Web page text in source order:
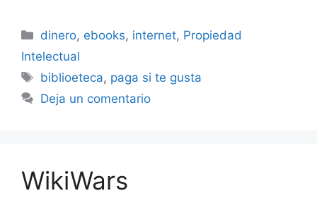
Categorías
dinero, ebooks, internet, Propiedad
Intelectual
Etiquetas
biblioeteca, paga si te gusta
Deja un comentario
WikiWars